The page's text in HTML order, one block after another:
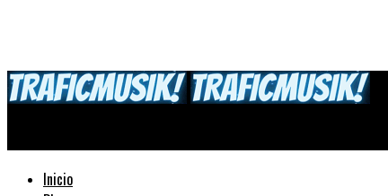
Inicio